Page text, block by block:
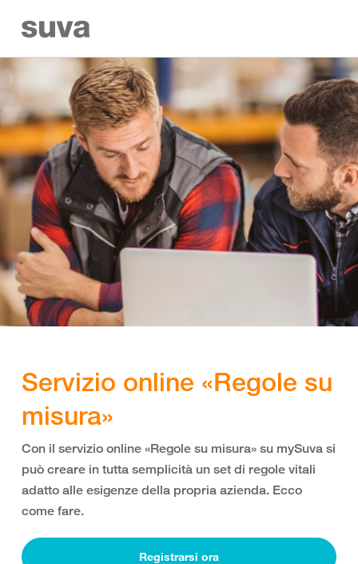
Servizio online «Regole su
misura»
Con il servizio online «Regole su misura» su mySuva si
può creare in tutta semplicità un set di regole vitali
adatto alle esigenze della propria azienda. Ecco
come fare.
Registrarsi ora